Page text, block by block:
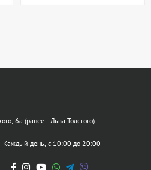
6а (ранее - Льва Толстого)
Каждый день, с 10:00 до 20:00